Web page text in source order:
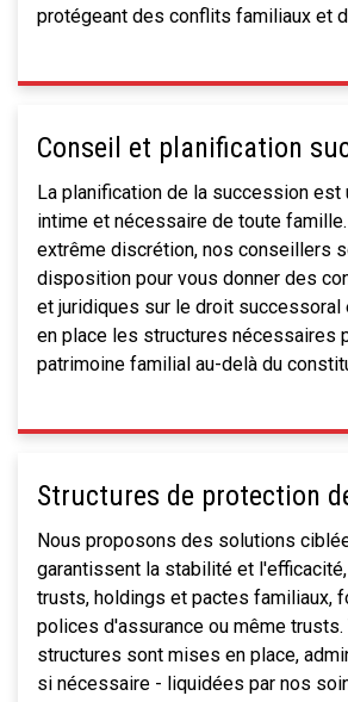
protégeant des conflits familiaux et
Conseil et planification
La planification de la succession est
intime et nécessaire de toute
extrême discrétion, nos conseillers
disposition pour vous donner des
et juridiques sur le droit successoral
en place les structures nécessaires
patrimoine familial au-delà du
Structures de protection
Nous proposons des solutions
garantissent la stabilité et
trusts, holdings et pactes familiaux,
polices d'assurance ou même
structures sont mises en place,
si nécessaire - liquidées par nos